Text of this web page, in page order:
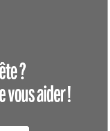
?
vous aider !